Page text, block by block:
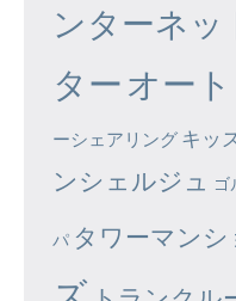
ンターネッ
ター オー
ーシェアリング キッ
ンシェルジュ
ゴ
パ タワーマンシ